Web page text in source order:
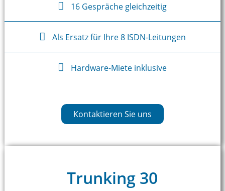
16 Gespräche gleichzeitig
Als Ersatz für Ihre 8 ISDN-Leitungen
Hardware-Miete inklusive
Kontaktieren Sie uns
Trunking 30